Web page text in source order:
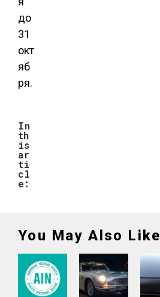
до
31
окт
яб
ря.
In
th
is
ar
ti
cl
e:
You May Also Like